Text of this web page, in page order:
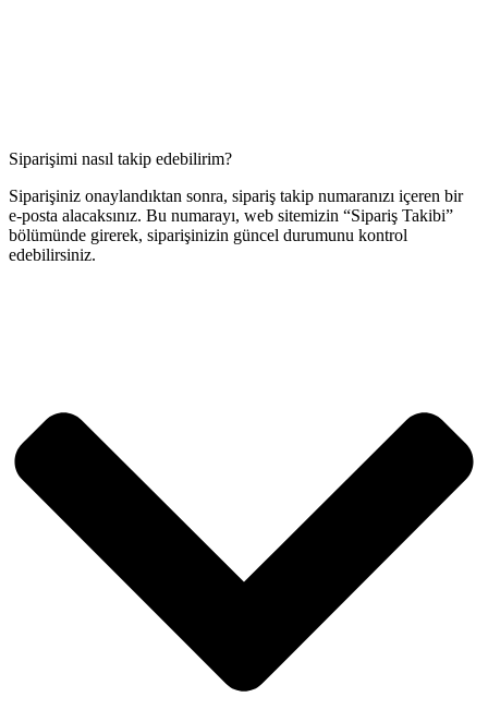
Siparişimi nasıl takip edebilirim?
Siparişiniz onaylandıktan sonra, sipariş takip numaranızı içeren bir
e-posta alacaksınız. Bu numarayı, web sitemizin “Sipariş Takibi”
bölümünde girerek, siparişinizin güncel durumunu kontrol
edebilirsiniz.